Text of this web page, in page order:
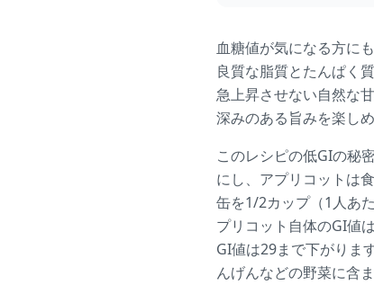
血糖値が気になる方に
良質な脂質とたんぱく
急上昇させない自然な
深みのある旨みを楽しめ
このレシピの低GIの秘
にし、アプリコットは
缶を1/2カップ（1人あ
プリコット自体のGI値
GI値は29まで下がりま
んげんなどの野菜に含